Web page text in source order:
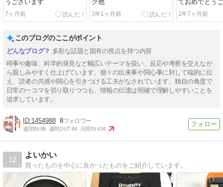
うございます
7ヶ月前
グ他
1年1ヶ月前
ておめでとう
1年7ヶ月前
このブログのここがポイント
多彩な話題と固有の視点を持つ内容
時事や趣味、科学的発見など幅広いテーマを扱い、反応や考察を交えなが
ら親しみやすく仕上げています。個々の出来事や関心事に対して端的に伝
え、読者の共感や関心を引きつける工夫がなされています。独自の角度で
日常の一コマを切り取りつつも、情報の伝達は明確で理解しやすいことを
追求しています。
1454988 8
週間IN:98 週間OUT:84 月間IN:434
12
よいかい
買ったものを中心に良かったものをご紹介しています。